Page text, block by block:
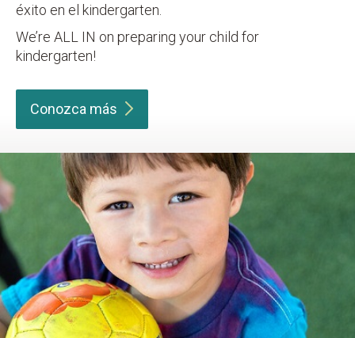
éxito en el kindergarten.
We’re ALL IN on preparing your child for
kindergarten!
Conozca más